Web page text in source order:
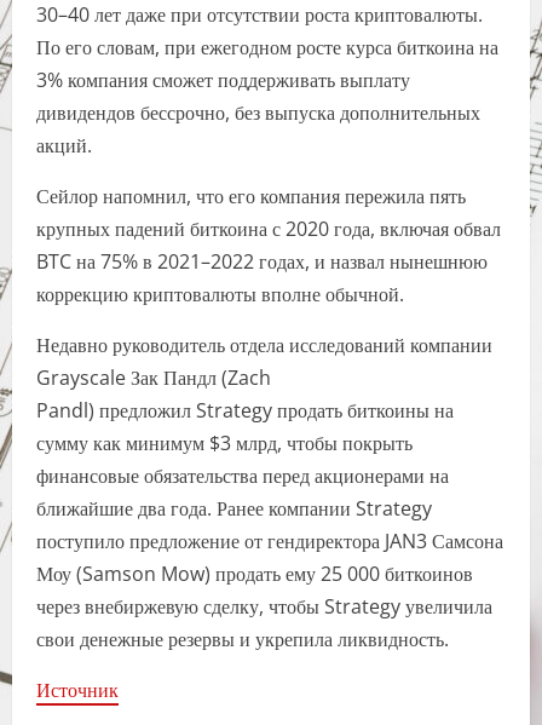
30–40 лет даже при отсутствии роста криптовалюты.
По его словам, при ежегодном росте курса биткоина на
3% компания сможет поддерживать выплату
дивидендов бессрочно, без выпуска дополнительных
акций.
Сейлор напомнил, что его компания пережила пять
крупных падений биткоина с 2020 года, включая обвал
BTC на 75% в 2021–2022 годах, и назвал нынешнюю
коррекцию криптовалюты вполне обычной.
Недавно руководитель отдела исследований компании
Grayscale Зак Пандл (Zach
Pandl) предложил Strategy продать биткоины на
сумму как минимум $3 млрд, чтобы покрыть
финансовые обязательства перед акционерами на
ближайшие два года. Ранее компании Strategy
поступило предложение от гендиректора JAN3 Самсона
Моу (Samson Mow) продать ему 25 000 биткоинов
через внебиржевую сделку, чтобы Strategy увеличила
свои денежные резервы и укрепила ликвидность.
Источник